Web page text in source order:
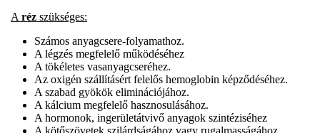
A réz szükséges:
Számos anyagcsere-folyamathoz.
A légzés megfelelő működéséhez
A tökéletes vasanyagcseréhez.
Az oxigén szállításért felelős hemoglobin képződéséhez.
A szabad gyökök eliminációjához.
A kálcium megfelelő hasznosulásához.
A hormonok, ingerületátvivő anyagok szintéziséhez